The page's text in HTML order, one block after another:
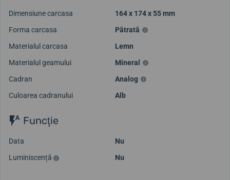
Dimensiune carcasa
164 x 174 x 55 mm
Forma carcasa
Pătrată
Materialul carcasa
Lemn
Materialul geamului
Mineral
Cadran
Analog
Culoarea cadranului
Alb
Funcţie
Data
Nu
Luminiscență
Nu